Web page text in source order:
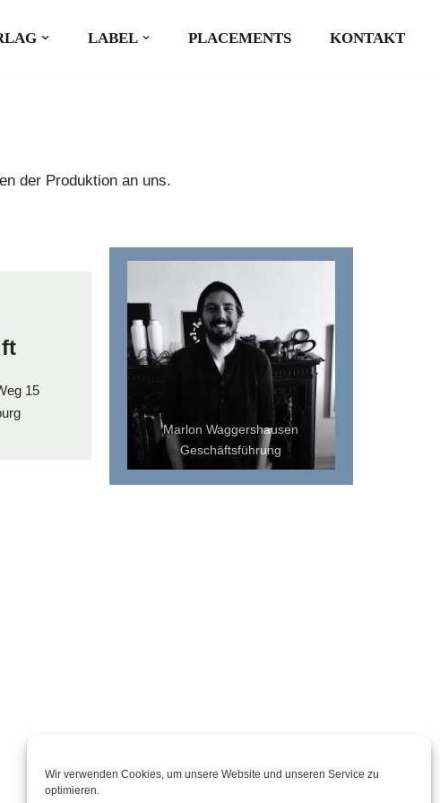
Wir verwenden Cookies, um unsere Website und unseren Service zu
optimieren.
LABEL PLACEMENTS KONTAKT
der Produktion an uns.
15
Marlon Waggershausen
Geschäftsführung